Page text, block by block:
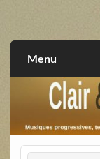
extrêmes,
Menu